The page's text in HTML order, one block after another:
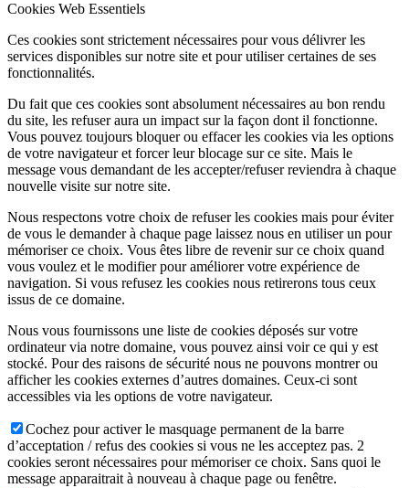
Cookies Web Essentiels
Ces cookies sont strictement nécessaires pour vous délivrer les
services disponibles sur notre site et pour utiliser certaines de ses
fonctionnalités.
Du fait que ces cookies sont absolument nécessaires au bon rendu
du site, les refuser aura un impact sur la façon dont il fonctionne.
Vous pouvez toujours bloquer ou effacer les cookies via les options
de votre navigateur et forcer leur blocage sur ce site. Mais le
message vous demandant de les accepter/refuser reviendra à chaque
nouvelle visite sur notre site.
Nous respectons votre choix de refuser les cookies mais pour éviter
de vous le demander à chaque page laissez nous en utiliser un pour
mémoriser ce choix. Vous êtes libre de revenir sur ce choix quand
vous voulez et le modifier pour améliorer votre expérience de
navigation. Si vous refusez les cookies nous retirerons tous ceux
issus de ce domaine.
Nous vous fournissons une liste de cookies déposés sur votre
ordinateur via notre domaine, vous pouvez ainsi voir ce qui y est
stocké. Pour des raisons de sécurité nous ne pouvons montrer ou
afficher les cookies externes d’autres domaines. Ceux-ci sont
accessibles via les options de votre navigateur.
Cochez pour activer le masquage permanent de la barre
d’acceptation / refus des cookies si vous ne les acceptez pas. 2
cookies seront nécessaires pour mémoriser ce choix. Sans quoi le
message apparaitrait à nouveau à chaque page ou fenêtre.